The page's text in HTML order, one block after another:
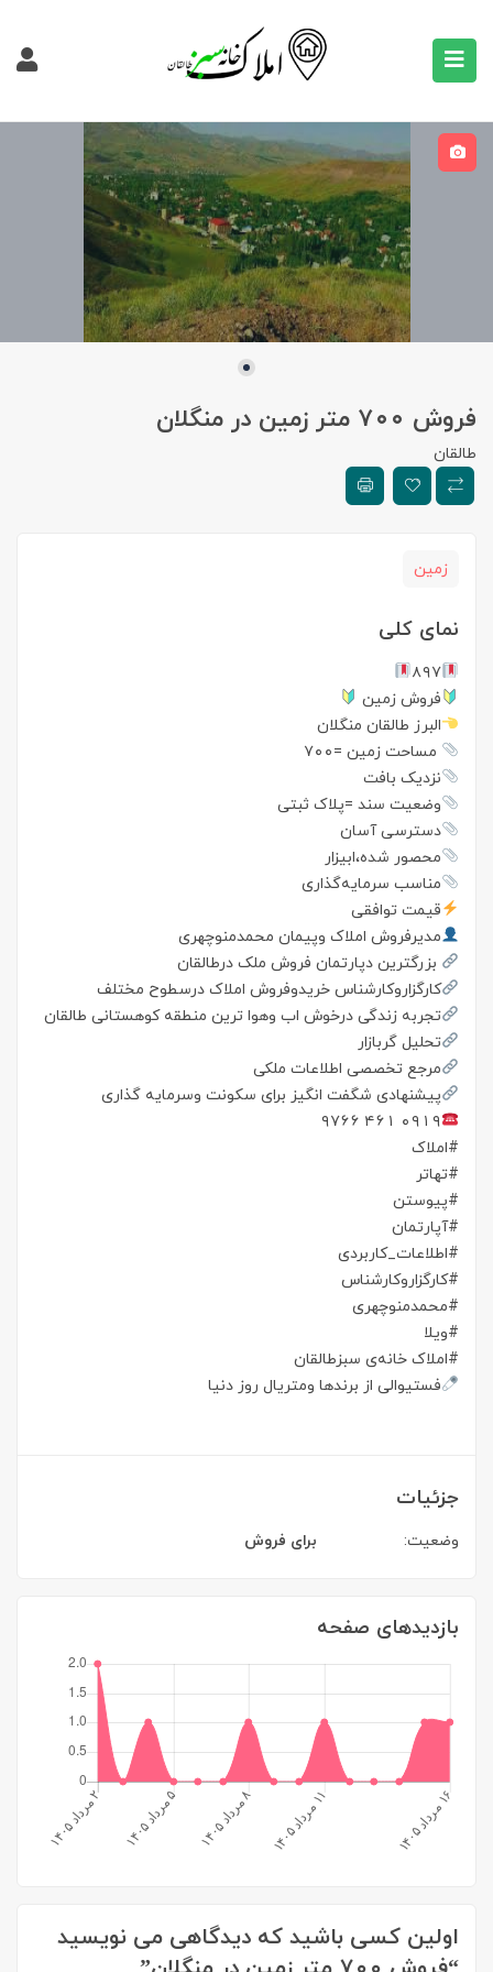
فروش ۷۰۰ متر زمین در منگلان
طالقان
زمین
نمای کلی
۸۹۷
فروش زمین
البرز طالقان منگلان
مساحت زمین =۷۰۰
نزدیک بافت
وضعیت سند =پلاک ثبتی
دسترسی آسان
محصور شده،ابیزار
مناسب سرمایه‌گذاری
قیمت توافقی
مدیرفروش املاک وپیمان محمدمنوچهری
بزرگترین دپارتمان فروش ملک درطالقان
کارگزاروکارشناس خریدوفروش املاک درسطوح مختلف
تجربه زندگی درخوش اب وهوا ترین منطقه کوهستانی طالقان
تحلیل گربازار
مرجع تخصصی اطلاعات ملکی
پیشنهادی شگفت انگیز برای سکونت وسرمایه گذاری
۰۹۱۹ ۴۶۱ ۹۷۶۶
#املاک
#تهاتر
#پیوستن
#آپارتمان
#اطلاعات_کاربردی
#کارگزاروکارشناس
#محمدمنوچهری
#ویلا
#املاک خانه‌ی سبزطالقان
فستیوالی از برندها ومتریال روز دنیا
جزئیات
وضعیت: برای فروش
بازدیدهای صفحه
اولین کسی باشید که دیدگاهی می نویسید